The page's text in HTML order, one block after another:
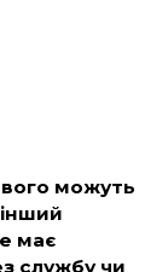
можуть
має
службу чи